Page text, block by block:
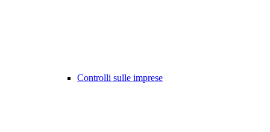
Controlli sulle imprese